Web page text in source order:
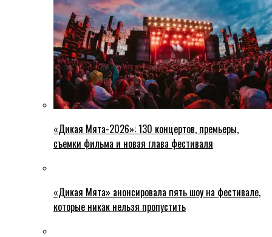
«Дикая Мята-2026»: 130 концертов, премьеры,
съемки фильма и новая глава фестиваля
«Дикая Мята» анонсировала пять шоу на фестивале,
которые никак нельзя пропустить